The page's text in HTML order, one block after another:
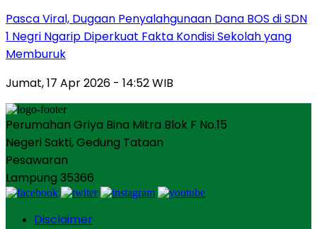
Pasca Viral, Dugaan Penyalahgunaan Dana BOS di SDN
1 Negri Ngarip Diperkuat Fakta Kondisi Sekolah yang
Memburuk
Jumat, 17 Apr 2026 - 14:52 WIB
Perumahan Griya Bina Mitra Blok F No.15
Negeri Sakti, Gedung Tataan
Pesawaran
Lampung 35366
Disclaimer